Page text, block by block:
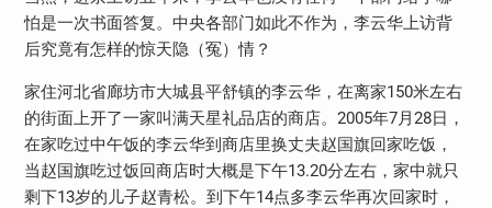
怕是一次书面答复。中央各部门如此不作为，李云华上访背
后究竟有怎样的惊天隐（冤）情？
家住河北省廊坊市大城县平舒镇的李云华，在离家150米左右
的街面上开了一家叫满天星礼品店的商店。2005年7月28日，
在家吃过中午饭的李云华到商店里换丈夫赵国旗回家吃饭，
当赵国旗吃过饭回商店时大概是下午13.20分左右，家中就只
剩下13岁的儿子赵青松。到下午14点多李云华再次回家时，